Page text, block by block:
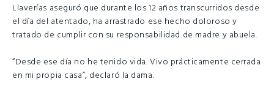
Llaverías aseguró que durante los 12 años transcurridos desde
el día del atentado, ha arrastrado ese hecho doloroso y
tratado de cumplir con su responsabilidad de madre y abuela.
“Desde ese día no he tenido vida. Vivo prácticamente cerrada
en mi propia casa”, declaró la dama.